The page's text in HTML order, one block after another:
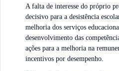
A falta de interesse do próprio
decisivo para a desistência
melhoria dos serviços
desenvolvimento das
ações para a melhoria na
incentivos por desempenho.